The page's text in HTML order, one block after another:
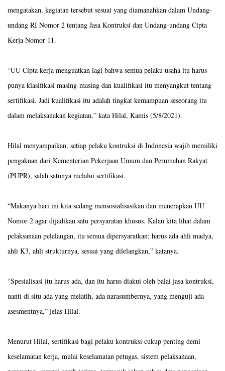
mengatakan, kegiatan tersebut sesuai yang diamanahkan dalam Undang-
undang RI Nomor 2 tentang Jasa Kontruksi dan Undang-undang Cipta
Kerja Nomor 11.
“UU Cipta kerja menguatkan lagi bahwa semua pelaku usaha itu harus
punya klasifikasi masing-masing dan kualifikasi itu menyangkut tentang
sertifikasi. Jadi kualifikasi itu adalah tingkat kemampuan seseorang itu
dalam melaksanakan kegiatan,” kata Hilal, Kamis (5/8/2021).
Hilal menyampaikan, setiap pelaku kontruksi di Indonesia wajib memiliki
pengakuan dari Kementerian Pekerjaan Umum dan Perumahan Rakyat
(PUPR), salah satunya melalui sertifikasi.
“Makanya hari ini kita sedang mensosialisasikan dan menerapkan UU
Nomor 2 agar dijadikan satu persyaratan khusus. Kalau kita lihat dalam
pelaksanaan pelelangan, itu semua dipersyaratkan; harus ada ahli madya,
ahli K3, ahli strukturnya, sesuai yang dilelangkan,” katanya.
“Spesialisasi itu harus ada, dan itu harus diakui oleh balai jasa kontruksi,
nanti di situ ada yang melatih, ada narasumbernya, yang menguji ada
asesmentnya,” jelas Hilal.
Menurut Hilal, sertifikasi bagi pelaku kontruksi cukup penting demi
keselamatan kerja, mulai keselamatan petugas, sistem pelaksanaan,